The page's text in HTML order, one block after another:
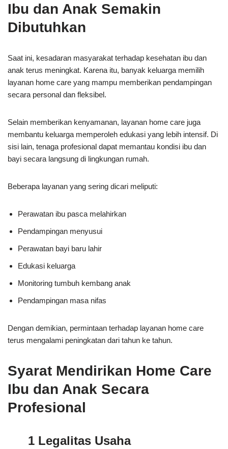
Ibu dan Anak Semakin
Dibutuhkan
Saat ini, kesadaran masyarakat terhadap kesehatan ibu dan
anak terus meningkat. Karena itu, banyak keluarga memilih
layanan home care yang mampu memberikan pendampingan
secara personal dan fleksibel.
Selain memberikan kenyamanan, layanan home care juga
membantu keluarga memperoleh edukasi yang lebih intensif. Di
sisi lain, tenaga profesional dapat memantau kondisi ibu dan
bayi secara langsung di lingkungan rumah.
Beberapa layanan yang sering dicari meliputi:
Perawatan ibu pasca melahirkan
Pendampingan menyusui
Perawatan bayi baru lahir
Edukasi keluarga
Monitoring tumbuh kembang anak
Pendampingan masa nifas
Dengan demikian, permintaan terhadap layanan home care
terus mengalami peningkatan dari tahun ke tahun.
Syarat Mendirikan Home Care
Ibu dan Anak Secara
Profesional
1 Legalitas Usaha